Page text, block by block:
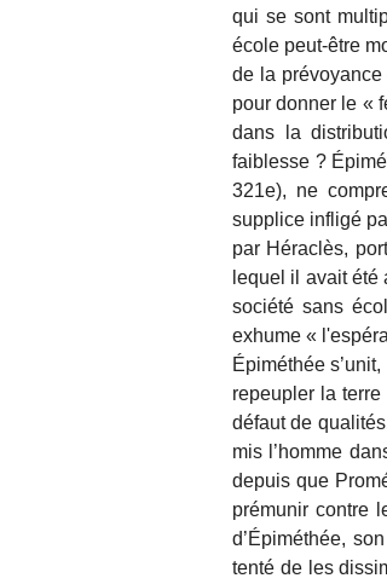
qui se sont
école peut-être
de la
pour donner le «
dans la
faiblesse ?
321e), ne
supplice infligé
par Héraclès,
lequel il avait été
société sans
exhume «
Épiméthée
repeupler la
défaut de
mis l’homme
depuis que
prémunir contre
d’Épiméthée,
tenté de les